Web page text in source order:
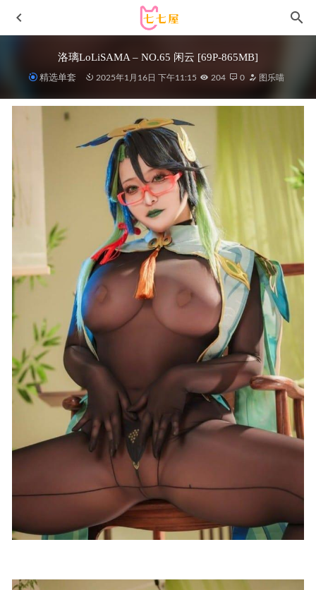
洛璃LoLiSAMA – NO.65 闲云 [69P-865MB]
精选单套 2025年1月16日 下午11:15 204 0 图乐喵
尤物馆 – 2019.07.18 VOL.151 艾小青[51+1P167M]
[Xiuren秀人网]2022.12.23 NO.6037 鱼子酱Fish[81+1P／
629MB]
2023-04-19
Natsuko夏夏子 – NO.65 玛奇玛护士 [72P-563MB] 2025-03-
28
桜井宁宁 – NO.099 电玩春丽[60P-1.19G]
2024-04-02
疯猫ss – NO.184 运动风 [60P-288MB] 2025-09-11